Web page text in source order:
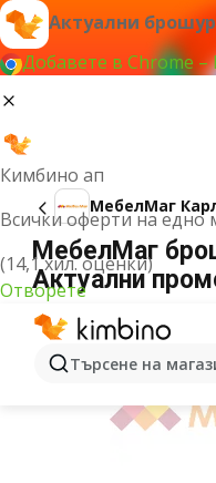
Актуални
Добавете в Chrome
Кимбино ап
Всички оферти на едно
(14,1 хил. оценки)
Отворете
Търсене на
МебелМаг
МебелМаг
Актуални